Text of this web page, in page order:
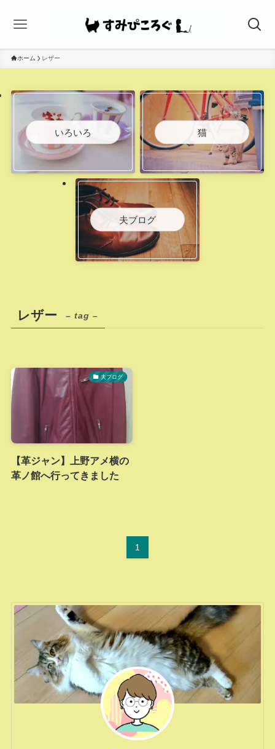
ホーム レザー
いろいろ 猫
夫ブログ
レザー – tag –
夫ブログ
【革ジャン】上野アメ横の
革ノ館へ行ってきました
1